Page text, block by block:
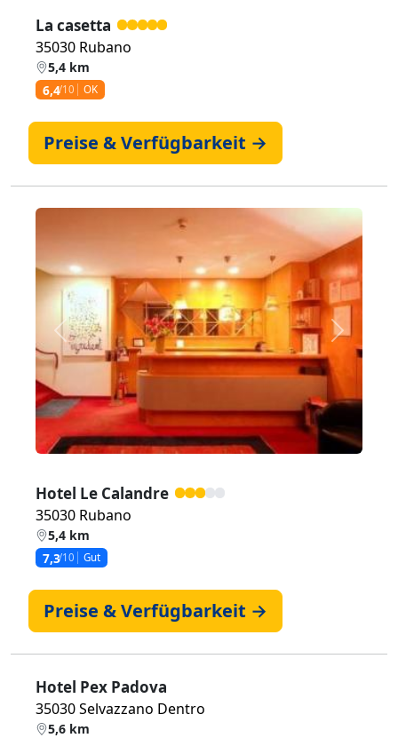
La casetta
35030 Rubano
5,4 km
6,4/10 OK
Preise & Verfügbarkeit →
Zurück Weiter
Hotel Le Calandre
35030 Rubano
5,4 km
7,3/10 Gut
Preise & Verfügbarkeit →
Hotel Pex Padova
35030 Selvazzano Dentro
5,6 km